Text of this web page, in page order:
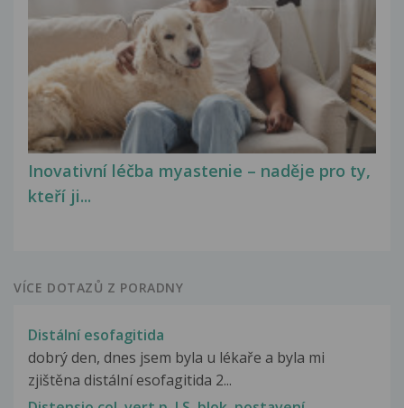
Inovativní léčba myastenie – naděje pro ty,
kteří ji...
VÍCE DOTAZŮ Z PORADNY
Distální esofagitida
dobrý den, dnes jsem byla u lékaře a byla mi
zjištěna distální esofagitida 2...